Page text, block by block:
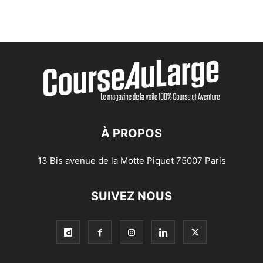
À PROPOS
13 Bis avenue de la Motte Piquet 75007 Paris
SUIVEZ NOUS